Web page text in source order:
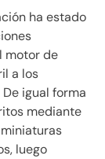
ha estado
motor de
a los
igual forma
mediante
luego